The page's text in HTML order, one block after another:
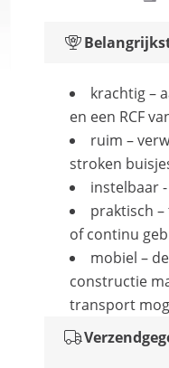
krachtig –
en een RCF
ruim –
stroken
instelbaar
praktisch
of continu
mobiel –
constructie
transport